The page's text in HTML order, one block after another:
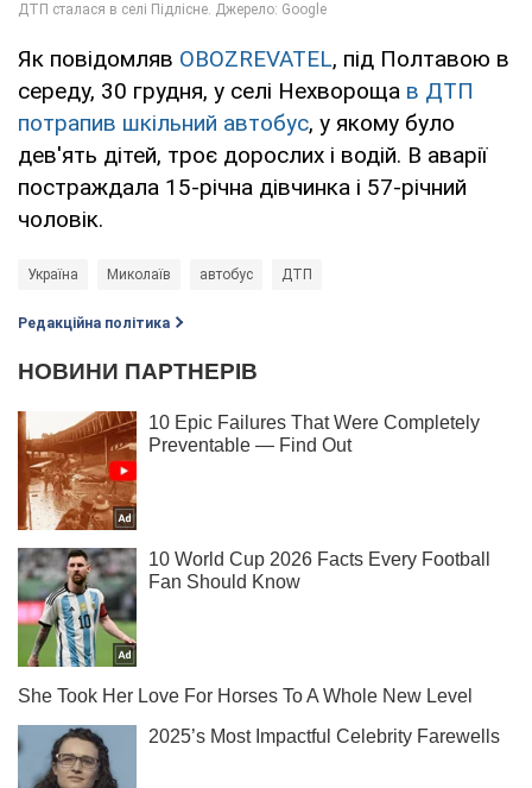
Як повідомляв OBOZREVATEL, під Полтавою в
середу, 30 грудня, у селі Нехвороща в ДТП
потрапив шкільний автобус, у якому було
дев'ять дітей, троє дорослих і водій. В аварії
постраждала 15-річна дівчинка і 57-річний
чоловік.
Україна Миколаїв автобус ДТП
Редакційна політика